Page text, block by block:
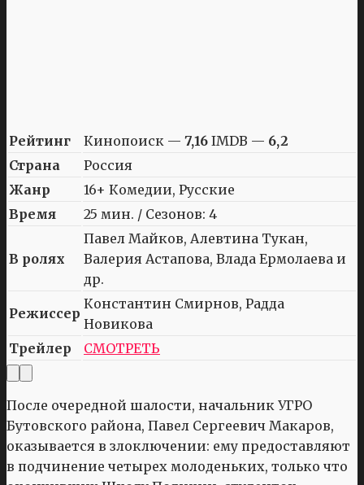
Рейтинг Кинопоиск — 7,16 IMDB — 6,2
Страна
Россия
Жанр
16+ Комедии, Русские
Время
25 мин. / Сезонов: 4
В ролях
Павел Майков, Алевтина Тукан,
Валерия Астапова, Влада Ермолаева и
др.
Режиссер
Константин Смирнов, Радда
Новикова
Трейлер
СМОТРЕТЬ
После очередной шалости, начальник УГРО
Бутовского района, Павел Сергеевич Макаров,
оказывается в злоключении: ему предоставляют
в подчинение четырех молоденьких, только что